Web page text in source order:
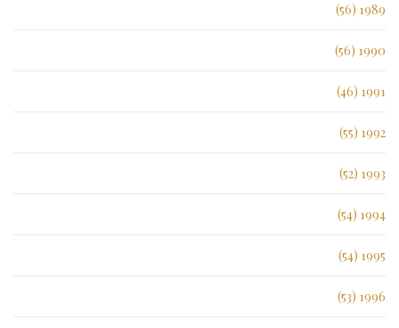
1989 (56)
1990 (56)
1991 (46)
1992 (55)
1993 (52)
1994 (54)
1995 (54)
1996 (53)